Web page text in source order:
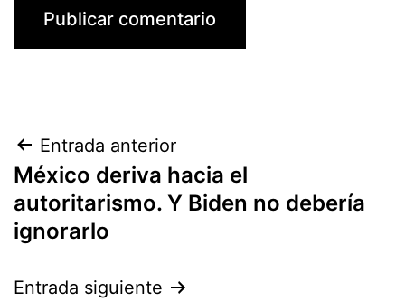
Navegación
de
entradas
Entrada anterior
México deriva hacia el
autoritarismo. Y Biden no debería
ignorarlo
Entrada siguiente